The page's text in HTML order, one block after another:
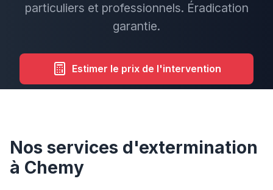
particuliers et professionnels. Éradication
garantie.
Estimer le prix de l'intervention
Nos services d'extermination
à Chemy